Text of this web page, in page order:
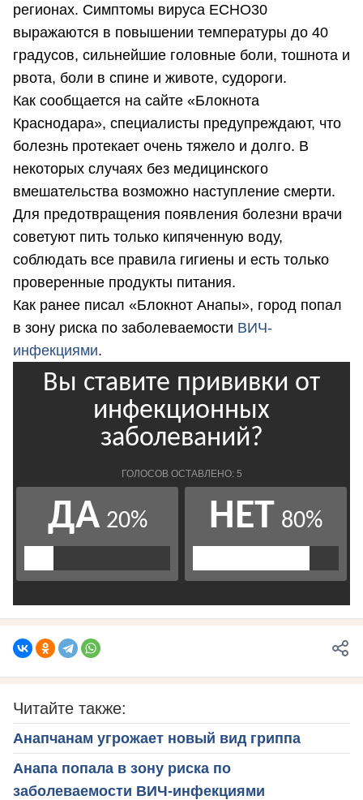
регионах. Симптомы вируса ECHO30
выражаются в повышении температуры до 40
градусов, сильнейшие головные боли, тошнота и
рвота, боли в спине и животе, судороги.
Как сообщается на сайте «Блокнота
Краснодара», специалисты предупреждают, что
болезнь протекает очень тяжело и долго. В
некоторых случаях без медицинского
вмешательства возможно наступление смерти.
Для предотвращения появления болезни врачи
советуют пить только кипяченную воду,
соблюдать все правила гигиены и есть только
проверенные продукты питания.
Как ранее писал «Блокнот Анапы», город попал
в зону риска по заболеваемости ВИЧ-
инфекциями.
Читайте также:
Анапчанам угрожает новый вид гриппа
Анапа попала в зону риска по
заболеваемости ВИЧ-инфекциями